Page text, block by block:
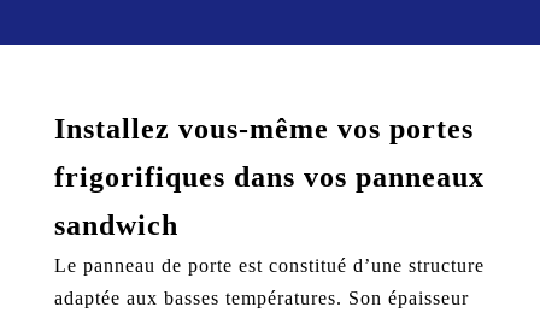
Installez vous-même vos portes
frigorifiques dans vos panneaux
sandwich
Le panneau de porte est constitué d’une structure
adaptée aux basses températures. Son épaisseur